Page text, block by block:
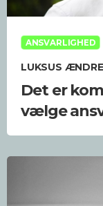
ANSVARLIGHED
LUKSUS
Det er
vælge